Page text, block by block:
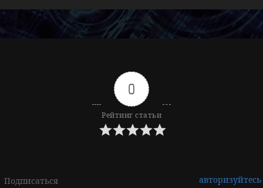
0
Рейтинг статьи
Подписаться авторизуйтесь